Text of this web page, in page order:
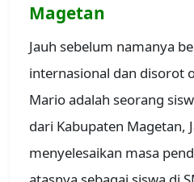
Magetan
Jauh sebelum namanya
internasional dan disorot
Mario adalah seorang
dari Kabupaten Magetan,
menyelesaikan masa